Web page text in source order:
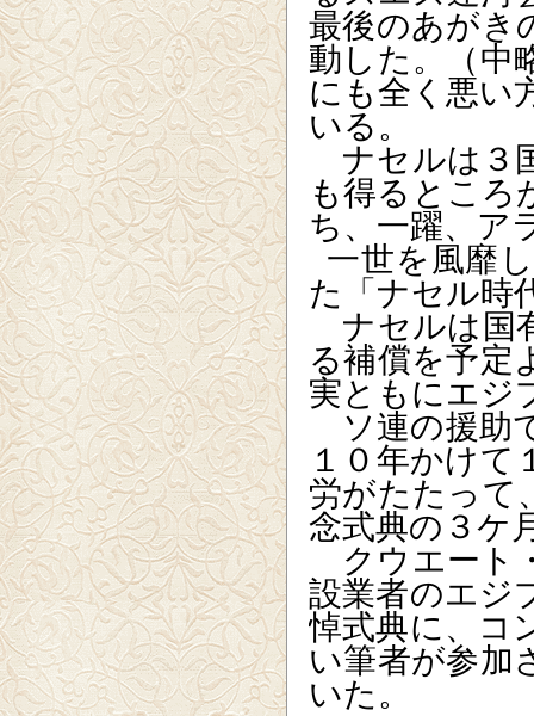
最後のあがき
動した。（中
にも全く悪い
いる。
ナセルは３
も得るところ
ち、一躍、ア
一世を風靡
た「ナセル時
ナセルは国
る補償を予定
実ともにエジ
ソ連の援助
１０年かけて
労がたたって
念式典の３ケ
クウエート
設業者のエジ
悼式典に、コ
い筆者が参加
いた。